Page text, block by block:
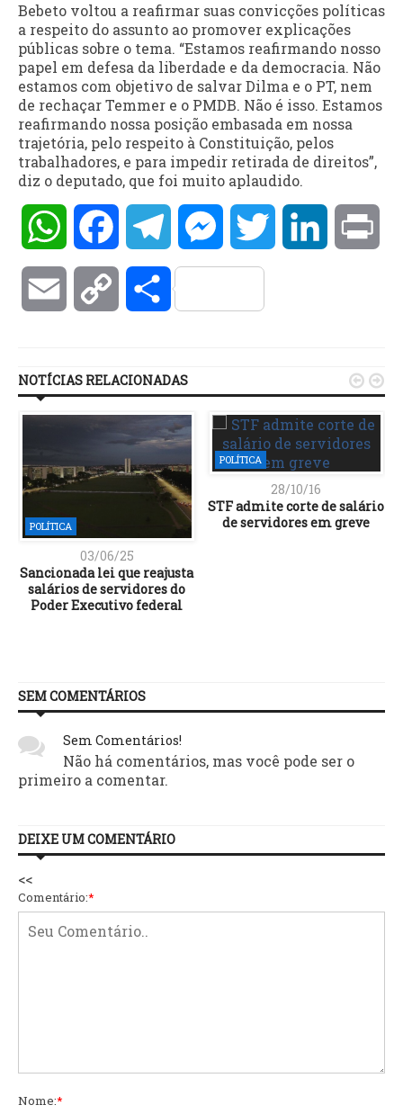
Bebeto voltou a reafirmar suas convicções políticas
a respeito do assunto ao promover explicações
públicas sobre o tema. “Estamos reafirmando nosso
papel em defesa da liberdade e da democracia. Não
estamos com objetivo de salvar Dilma e o PT, nem
de rechaçar Temmer e o PMDB. Não é isso. Estamos
reafirmando nossa posição embasada em nossa
trajetória, pelo respeito à Constituição, pelos
trabalhadores, e para impedir retirada de direitos”,
diz o deputado, que foi muito aplaudido.
WhatsAppFacebookTelegramMessengerTwitter LinkedIn
Email Copy Compartilhar
NOTÍCIAS RELACIONADAS
POLÍTICA
03/06/25
Sancionada lei que reajusta
salários de servidores do
Poder Executivo federal
POLÍTICA
28/10/16
STF admite corte de salário
de servidores em greve
 
SEM COMENTÁRIOS
Sem Comentários!
Não há comentários, mas você pode ser o
primeiro a comentar.
DEIXE UM COMENTÁRIO
<<
Comentário:*
Nome:*